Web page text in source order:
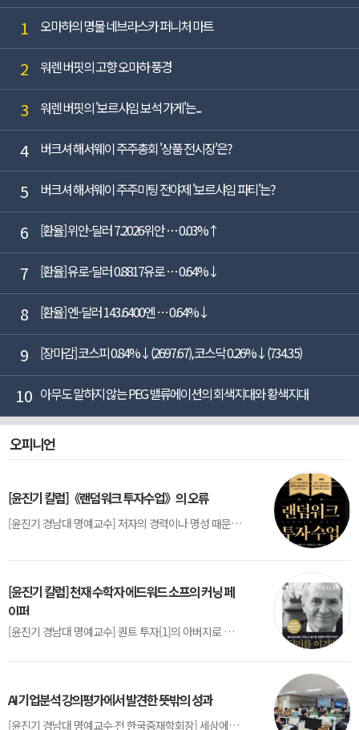
1 오마하의 명물 네브라스카 퍼니처 마트
2 워렌 버핏의 고향 오마하 풍경
3 워렌 버핏의 '보르샤임 보석 가게'는...
4 버크셔 해서웨이 주주총회 '상품 전시장'은?
5 버크셔 해서웨이 주주미팅 전야제 '보르샤임 파티'는?
6 [환율] 위안-달러 7.2026위안 … 0.03%↑
7 [환율] 유로-달러 0.8817유로 … 0.64%↓
8 [환율] 엔-달러 143.6400엔 … 0.64%↓
9 [장마감] 코스피 0.84%↓(2697.67), 코스닥 0.26%↓(734.35)
10 아무도 말하지 않는 PEG 밸류에이션의 회색지대와 황색지대
오피니언
[윤진기 칼럼]《랜덤워크 투자수업》의 오류
[윤진기 경남대 명예교수] 저자의 경력이나 명성 때문인지 2020년에 번역 출판된 《랜덤워크 투자수업》(A Random Walk Down Wall Street) 12판은 표지부터가 거창하다. ‘45년간 12번 개정하며 철저히 검증한 투자서’, ‘전문가 부럽지 않은 투자 감각을 길러주는 위대한 투자지침서’ 라는 은빛 광고문구로 독자를 유혹한다.[1] 출판 50주...
[윤진기 칼럼] 천재 수학자 에드워드 소프의 커닝 페
이퍼
[윤진기 경남대 명예교수] 퀀트 투자[1]의 아버지로 불리는 에드워드 소프(Edward O. Thorp)는 수학계에서 천재로 알려진 인물이다. 그는 수학자이지만, 투자 업계에도 여러 가지 흥미로운 일화를 남겼다.수학을 이용하여 카지노를 이길 수 있는지가 궁금했던 그는 동료 교수가 소개해 준 블랙잭(Blackjack) 전략의 핵심을 손바닥 크기의 종이에 요...
AI 기업분석 강의평가에서 발견한 뜻밖의 성과
[윤진기 경남대 명예교수∙전 한국중재학회장] 세상에는 우연처럼 보이지만 인류의 진보를 이끌어낸 사건들이 있다. 영국의 알렉산더 플레밍(Alexander Fleming)이 곰팡이 핀 페트리 접시(Petri dish)를 버리지 않고[1] 관찰해 페니실린을 발견한 것은 그 대표적 사례다. 무심히 지나쳤다면 결코 없었을 혁신이었다.지난 7월 5일, 필자가 개발한 기업...